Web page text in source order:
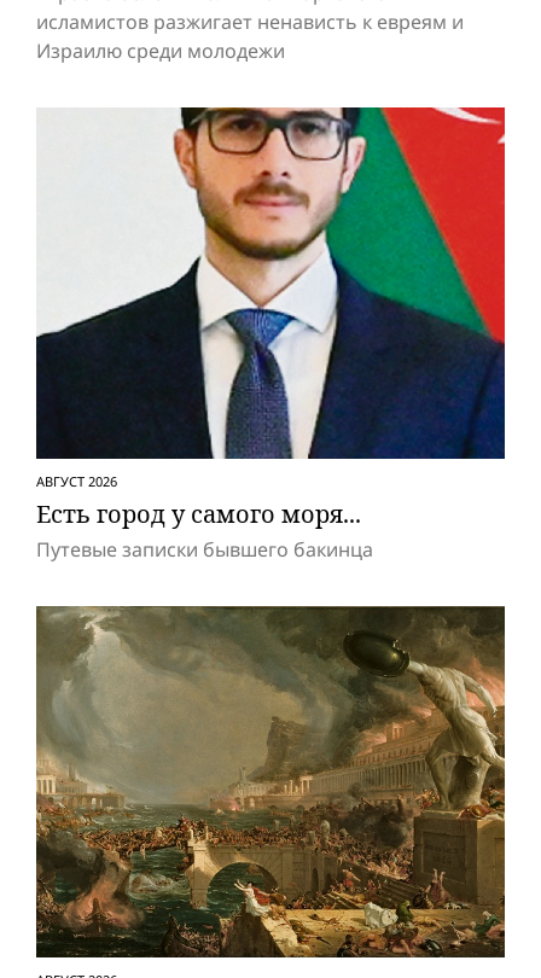
исламистов разжигает ненависть к евреям и
Израилю среди молодежи
АВГУСТ 2026
Есть город у самого моря...
Путевые записки бывшего бакинца